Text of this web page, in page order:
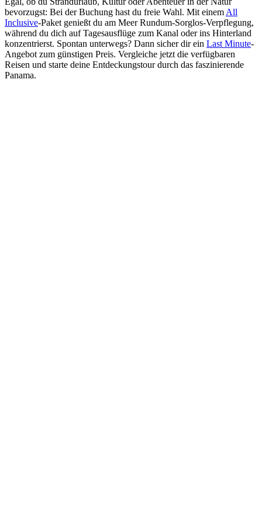
bevorzugst: Bei der Buchung hast du freie Wahl. Mit einem All
Inclusive-Paket genießt du am Meer Rundum-Sorglos-Verpflegung,
während du dich auf Tagesausflüge zum Kanal oder ins Hinterland
konzentrierst. Spontan unterwegs? Dann sicher dir ein Last Minute-
Angebot zum günstigen Preis. Vergleiche jetzt die verfügbaren
Reisen und starte deine Entdeckungstour durch das faszinierende
Panama.